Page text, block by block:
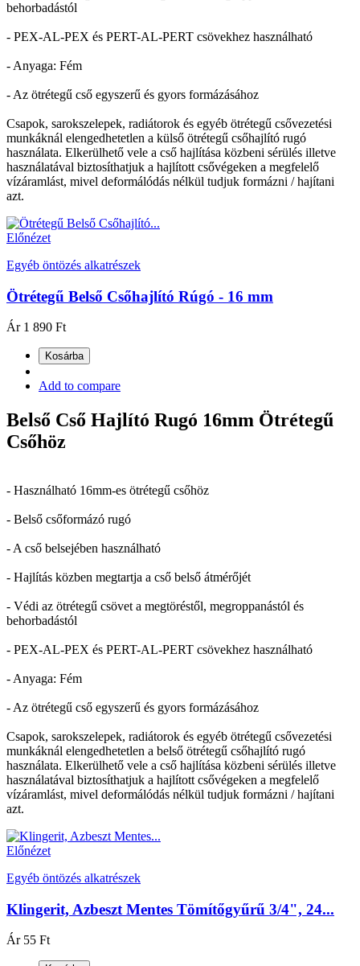
behorbadástól
- PEX-AL-PEX és PERT-AL-PERT csövekhez használható
- Anyaga: Fém
- Az ötrétegű cső egyszerű és gyors formázásához
Csapok, sarokszelepek, radiátorok és egyéb ötrétegű csővezetési
munkáknál elengedhetetlen a külső ötrétegű csőhajlító rugó
használata. Elkerülhető vele a cső hajlítása közbeni sérülés illetve
használatával biztosíthatjuk a hajlított csővégeken a megfelelő
vízáramlást, mivel deformálódás nélkül tudjuk formázni / hajítani
azt.
Előnézet
Egyéb öntözés alkatrészek
Ötrétegű Belső Csőhajlító Rúgó - 16 mm
Ár 1 890 Ft
Kosárba
Add to compare
Belső Cső Hajlító Rugó 16mm Ötrétegű
Csőhöz
- Használható 16mm-es ötrétegű csőhöz
- Belső csőformázó rugó
- A cső belsejében használható
- Hajlítás közben megtartja a cső belső átmérőjét
- Védi az ötrétegű csövet a megtöréstől, megroppanástól és
behorbadástól
- PEX-AL-PEX és PERT-AL-PERT csövekhez használható
- Anyaga: Fém
- Az ötrétegű cső egyszerű és gyors formázásához
Csapok, sarokszelepek, radiátorok és egyéb ötrétegű csővezetési
munkáknál elengedhetetlen a belső ötrétegű csőhajlító rugó
használata. Elkerülhető vele a cső hajlítása közbeni sérülés illetve
használatával biztosíthatjuk a hajlított csővégeken a megfelelő
vízáramlást, mivel deformálódás nélkül tudjuk formázni / hajítani
azt.
Előnézet
Egyéb öntözés alkatrészek
Klingerit, Azbeszt Mentes Tömítőgyűrű 3/4", 24...
Ár 55 Ft